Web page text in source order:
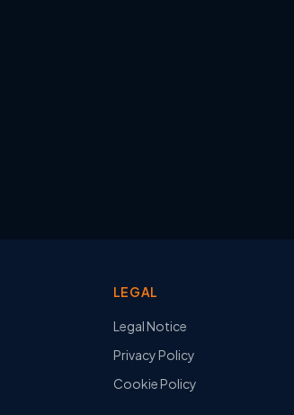
LEGAL
Legal Notice
Privacy Policy
Cookie Policy